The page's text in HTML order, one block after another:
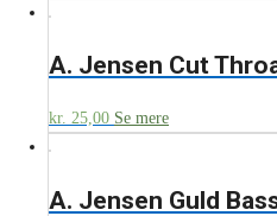
A. Jensen Cut
kr. 25,00 Se mere
A. Jensen Guld